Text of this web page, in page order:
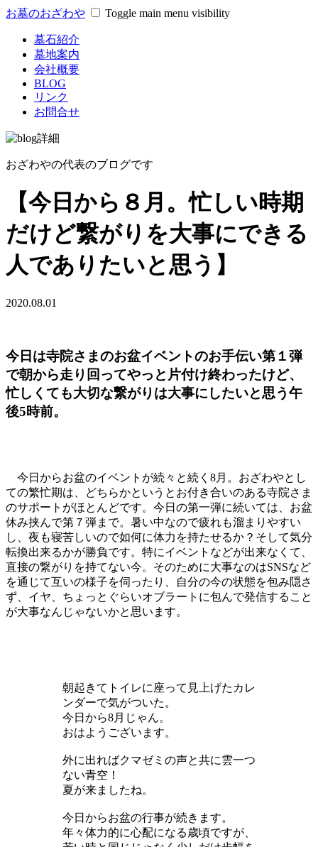
お墓のおざわや Toggle main menu visibility
墓石紹介
墓地案内
会社概要
BLOG
リンク
お問合せ
おざわやの代表のブログです
【今日から８月。忙しい時期
だけど繋がりを大事にできる
人でありたいと思う】
2020.08.01
今日は寺院さまのお盆イベントのお手伝い第１弾
で朝から走り回ってやっと片付け終わったけど、
忙しくても大切な繋がりは大事にしたいと思う午
後5時前。
今日からお盆のイベントが続々と続く8月。おざわやとし
ての繁忙期は、どちらかというとお付き合いのある寺院さま
のサポートがほとんどです。今日の第一弾に続いては、お盆
休み挟んで第７弾まで。暑い中なので疲れも溜まりやすい
し、夜も寝苦しいので如何に体力を持たせるか？そして気分
転換出来るかが勝負です。特にイベントなどが出来なくて、
直接の繋がりを持てない今。そのために大事なのはSNSなど
を通じて互いの様子を伺ったり、自分の今の状態を包み隠さ
ず、イヤ、ちょっとぐらいオブラートに包んで発信すること
が大事なんじゃないかと思います。
朝起きてトイレに座って見上げたカレ
ンダーで気がついた。
今日から8月じゃん。
おはようございます。
外に出ればクマゼミの声と共に雲一つ
ない青空！
夏が来ましたね。
今日からお盆の行事が続きます。
年々体力的に心配になる歳頃ですが、